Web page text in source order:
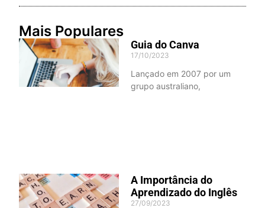
Mais Populares
Guia do Canva
17/10/2023
Lançado em 2007 por um
grupo australiano,
A Importância do
Aprendizado do Inglês
27/09/2023